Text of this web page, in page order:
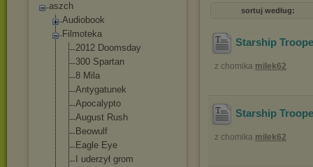
aszch
Audiobook
Filmoteka
2012 Doomsday
300 Spartan
8 Mila
Antygatunek
Apocalypto
August Rush
Beowulf
Eagle Eye
I uderzył grom
sortuj według:
Starship
z chomika milek62
Starship
z chomika milek62